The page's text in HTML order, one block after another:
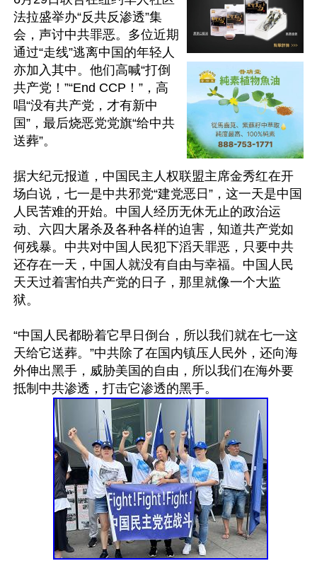
法拉盛举办“反共反渗透”集
会，声讨中共罪恶。多位近期
通过“走线”逃离中国的年轻人
亦加入其中。他们高喊“打倒
共产党！”“End CCP！”，高
唱“没有共产党，才有新中
国”，最后烧恶党党旗“给中共
送葬”。
据大纪元报道，中国民主人权联盟主席金秀红在开
场白说，七一是中共邪党“建党恶日”，这一天是中国
人民苦难的开始。中国人经历无休无止的政治运
动、六四大屠杀及各种各样的迫害，知道共产党如
何残暴。中共对中国人民犯下滔天罪恶，只要中共
还存在一天，中国人就没有自由与幸福。中国人民
天天过着害怕共产党的日子，那里就像一个大监
狱。
“中国人民都盼着它早日倒台，所以我们就在七一这
天给它送葬。”中共除了在国内镇压人民外，还向海
外伸出黑手，威胁美国的自由，所以我们在海外要